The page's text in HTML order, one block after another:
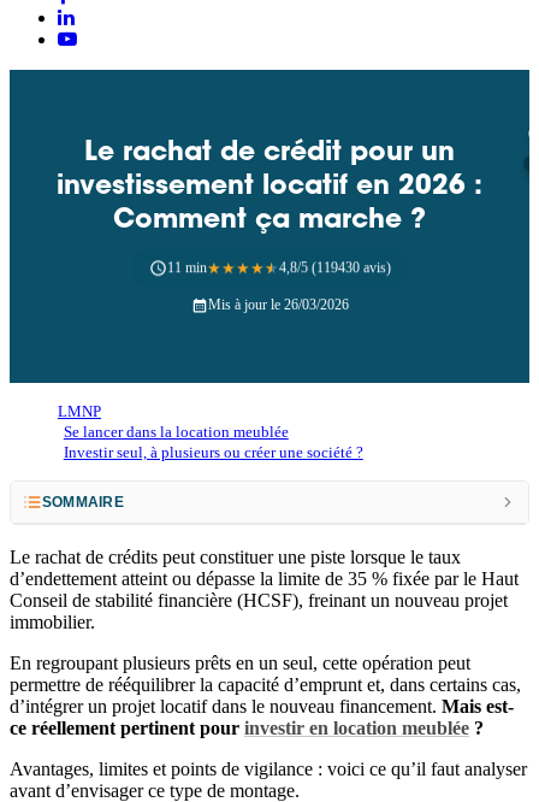
Le rachat de crédit pour un
investissement locatif en 2026 :
Comment ça marche ?
11 min★★★★★4,8/5 (119430 avis)
Mis à jour le 26/03/2026
LMNP
Se lancer dans la location meublée
Investir seul, à plusieurs ou créer une société ?
SOMMAIRE
Qu’est-ce qu’un rachat (ou regroupement) de crédits ?
Pourquoi le taux d’endettement bloque votre projet LMNP ?
Pourquoi investir en LMNP après un rachat de crédits peut être stratégique ?
Quels sont les risques d’un rachat de crédits avant un investissement locatif ?
Faut-il faire le rachat de crédit avant ou après l’investissement locatif ?
F.A.Q.
Le rachat de crédits peut constituer une piste lorsque le taux
d’endettement atteint ou dépasse la limite de 35 % fixée par le Haut
Conseil de stabilité financière (HCSF), freinant un nouveau projet
immobilier.
En regroupant plusieurs prêts en un seul, cette opération peut
permettre de rééquilibrer la capacité d’emprunt et, dans certains cas,
d’intégrer un projet locatif dans le nouveau financement. Mais est-
ce réellement pertinent pour investir en location meublée ?
Avantages, limites et points de vigilance : voici ce qu’il faut analyser
avant d’envisager ce type de montage.